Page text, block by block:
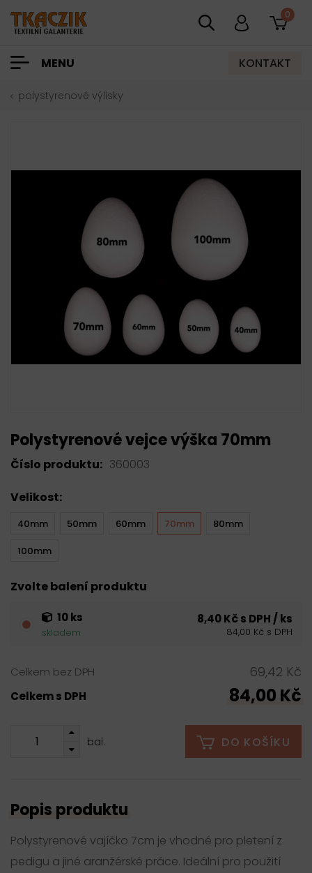
0
MENU KONTAKT
polystyrenové výlisky
Polystyrenové vejce výška 70mm
Číslo produktu: 360003
Velikost:
40mm 50mm 60mm 70mm 80mm
100mm
Zvolte balení produktu
10 ks
skladem
8,40 Kč s DPH / ks
84,00 Kč s DPH
Celkem bez DPH 69,42 Kč
Celkem s DPH 84,00 Kč
bal. DO KOŠÍKU
Popis produktu
Polystyrenové vajíčko 7cm je vhodné pro pletení z
pedigu a jiné aranžérské práce. Ideální pro použití